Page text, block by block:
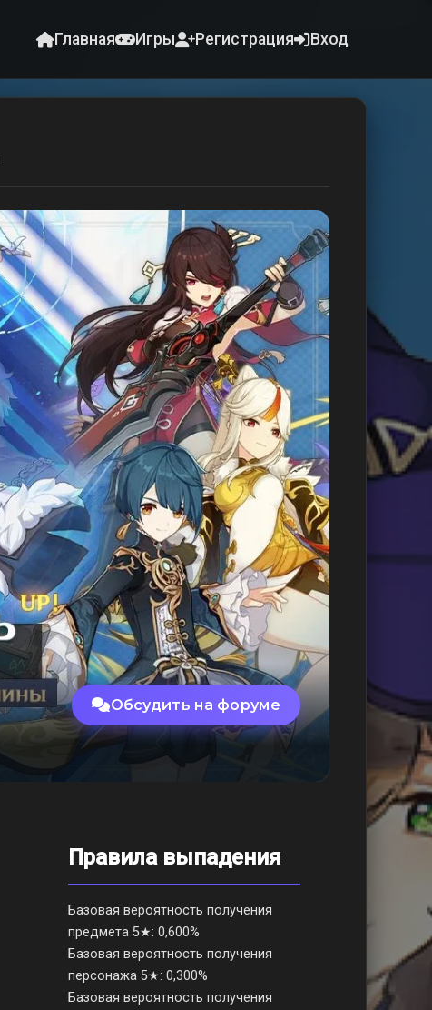
Главная Игры Регистрация Вход
Обсудить на форуме
Правила выпадения
Базовая вероятность получения
предмета 5★: 0,600%
Базовая вероятность получения
персонажа 5★: 0,300%
Базовая вероятность получения